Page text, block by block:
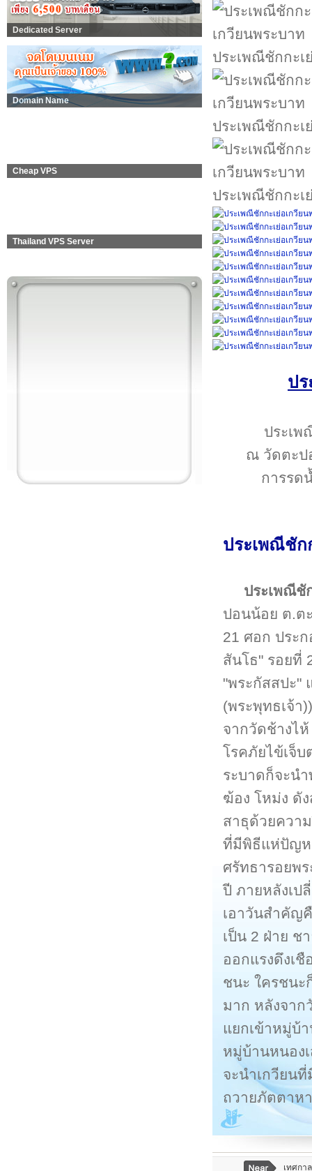
Dedicated Server
Domain Name
Cheap VPS
Thailand VPS Server
ประเพณีชักกะเ
ประเพณีชักกะเ
ประเพณีชักกะเ
ปร
ประเพ
ณ วัดตะป
การรด
ประเพณีชัก
ประเพณีชั
ปอนน้อย ต.ต
21 ศอก ประ
สันโธ" รอยที่
"พระกัสสปะ"
(พระพุทธเจ้า
จากวัดช้างไ
โรคภัยไข้เจ็
ระบาดก็จะน
ฆ้อง โหม่ง ดั
สาธุด้วยควา
ที่มีพิธีแห่ปัญห
ศรัทธารอยพ
ปี ภายหลังเป
เอาวันสำคัญ
เป็น 2 ฝ่าย ช
ออกแรงดึงเ
ชนะ ใครชนะ
มาก หลังจาก
แยกเข้าหมู่บ้
หมู่บ้านหนอง
จะนำเกวียน
ถวายภัตตาห
เทศกา